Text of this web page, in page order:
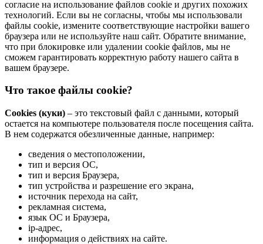
согласие на использование файлов cookie и других похожих
технологий. Если вы не согласны, чтобы мы использовали
файлы cookie, измените соответствующие настройки вашего
браузера или не используйте наш сайт. Обратите внимание,
что при блокировке или удалении cookie файлов, мы не
сможем гарантировать корректную работу нашего сайта в
вашем браузере.
Что такое файлы cookie?
Cookies (куки) – это текстовый файл с данными, который
остается на компьютере пользователя после посещения сайта.
В нем содержатся обезличенные данные, например:
сведения о местоположении,
тип и версия ОС,
тип и версия Браузера,
тип устройства и разрешение его экрана,
источник перехода на сайт,
рекламная система,
язык ОС и Браузера,
ip-адрес,
информация о действиях на сайте.